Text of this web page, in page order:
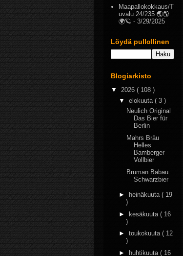
Maapallokokkaus/T
uvalu 24/235 🌏🌎
🌍🪐 - 3/29/2025
Löydä pullollinen
Blogiarkisto
▼ 2026 ( 108 )
▼ elokuuta ( 3 )
Neulich Original
Das Bier für
Berlin
Mahrs Bräu
Helles
Bamberger
Vollbier
Bruman Babau
Schwarzbier
► heinäkuuta ( 19
)
► kesäkuuta ( 16
)
► toukokuuta ( 12
)
►
huhtikuuta ( 16